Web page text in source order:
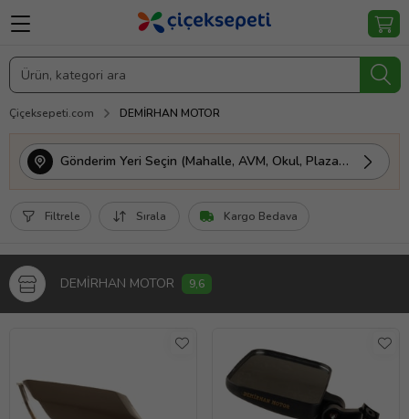
Çiçeksepeti.com DEMİRHAN MOTOR
Gönderim Yeri Seçin (Mahalle, AVM, Okul, Plaza vs.)
Filtrele Sırala Kargo Bedava
DEMİRHAN MOTOR 9,6